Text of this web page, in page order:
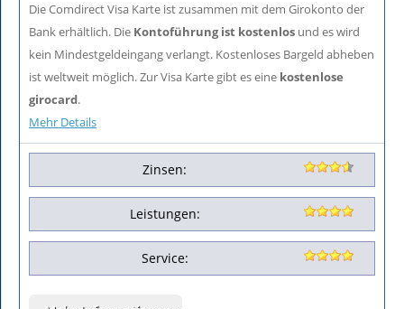
Die Comdirect Visa Karte ist zusammen mit dem Girokonto der
Bank erhältlich. Die Kontoführung ist kostenlos und es wird
kein Mindestgeldeingang verlangt. Kostenloses Bargeld abheben
ist weltweit möglich. Zur Visa Karte gibt es eine kostenlose
girocard.
Mehr Details
Zinsen:
Leistungen:
Service: